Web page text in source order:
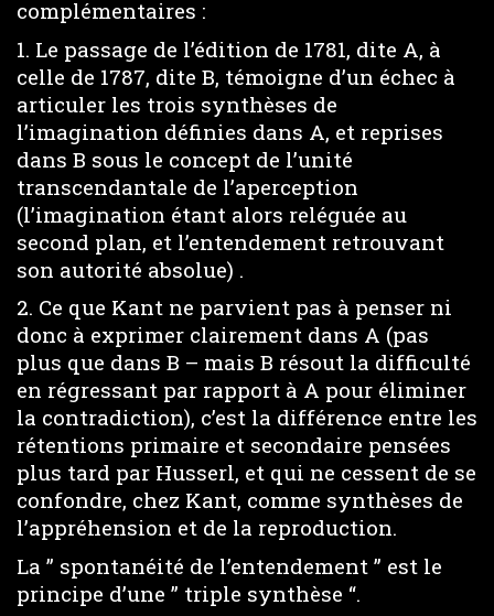
complémentaires :
1. Le passage de l’édition de 1781, dite A, à
celle de 1787, dite B, témoigne d’un échec à
articuler les trois synthèses de
l’imagination définies dans A, et reprises
dans B sous le concept de l’unité
transcendantale de l’aperception
(l’imagination étant alors reléguée au
second plan, et l’entendement retrouvant
son autorité absolue) .
2. Ce que Kant ne parvient pas à penser ni
donc à exprimer clairement dans A (pas
plus que dans B – mais B résout la difficulté
en régressant par rapport à A pour éliminer
la contradiction), c’est la différence entre les
rétentions primaire et secondaire pensées
plus tard par Husserl, et qui ne cessent de se
confondre, chez Kant, comme synthèses de
l’appréhension et de la reproduction.
La ” spontanéité de l’entendement ” est le
principe d’une ” triple synthèse “.